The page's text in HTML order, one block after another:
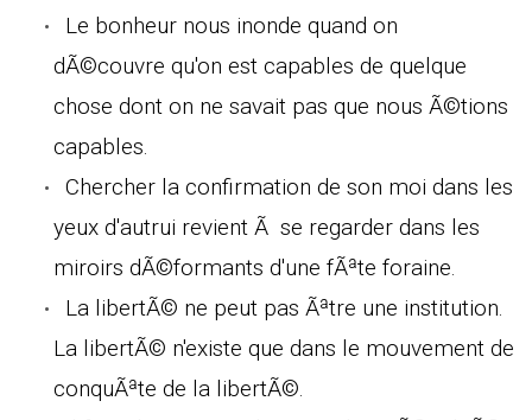
Le bonheur nous inonde quand on
dÃ©couvre qu'on est capables de quelque
chose dont on ne savait pas que nous Ã©tions
capables.
Chercher la confirmation de son moi dans les
yeux d'autrui revient Ã se regarder dans les
miroirs dÃ©formants d'une fÃªte foraine.
La libertÃ© ne peut pas Ãªtre une institution.
La libertÃ© n'existe que dans le mouvement de
conquÃªte de la libertÃ©.